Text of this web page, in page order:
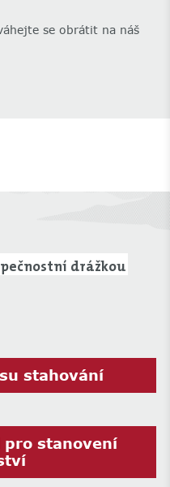
se obrátit na náš
drážkou
stahování
pro stanovení